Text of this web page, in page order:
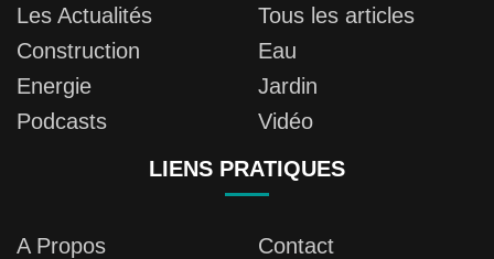
Les Actualités
Tous les articles
Construction
Eau
Energie
Jardin
Podcasts
Vidéo
LIENS PRATIQUES
A Propos
Contact